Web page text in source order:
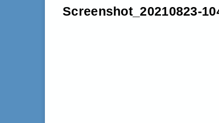
Screenshot_20210823-